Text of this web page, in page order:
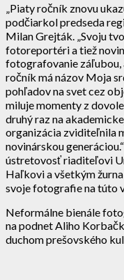
„Piaty ročník znovu
podčiarkol predseda
Milan Grejták. „Svoju
fotoreportéri a tiež
fotografovanie záľubou,
ročník má názov Moja
pohľadov na svet cez
miluje momenty z
druhý raz na
organizácia zviditeľnila
novinárskou
ústretovosť riaditeľovi
Haľkovi a všetkým
svoje fotografie na túto
Neformálne bienále
na podnet Aliho
duchom prešovského